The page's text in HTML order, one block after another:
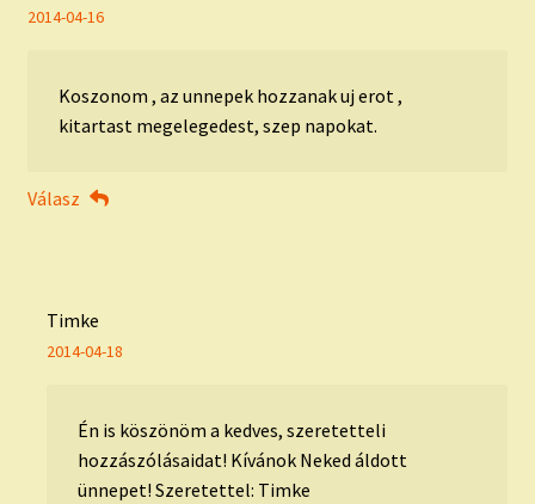
2014-04-16
Koszonom , az unnepek hozzanak uj erot ,
kitartast megelegedest, szep napokat.
Válasz
Timke
2014-04-18
Én is köszönöm a kedves, szeretetteli
hozzászólásaidat! Kívánok Neked áldott
ünnepet! Szeretettel: Timke